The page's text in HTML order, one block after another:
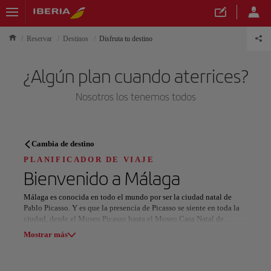
Reservar Destinos Disfruta tu destino
¿Algún plan cuando aterrices?
Nosotros los tenemos todos
PLANIFICADOR DE VIAJE
Descubre tu próximo destino
Nuestros destinos
Cambia de destino
PLANIFICADOR DE VIAJE
Bienvenido a Málaga
Málaga es conocida en todo el mundo por ser la ciudad natal de
Pablo Picasso. Y es que la presencia de Picasso se siente en toda la
ciudad, desde el Museo Picasso hasta el Museo Casa Natal de
Picasso. Además de los cientos de obras de arte que hay en estos
Mostrar más